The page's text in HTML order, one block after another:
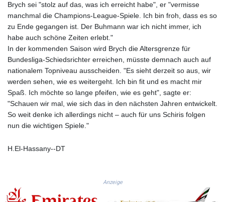
HKD 9.067746
HNL 30.895616
HRK 7.536622
HTG 150.718127
HUF 363.096405
IDR 20580.370421
ILS 3.468234
IMP 0.8566
INR 110.076256
IQD 1509.981237
IRR
JPY 182.445186
Brych sei "stolz auf das, was ich erreicht habe", er "vermisse
manchmal die Champions-League-Spiele. Ich bin froh, dass es so
zu Ende gegangen ist. Der Buhmann war ich nicht immer, ich
habe auch schöne Zeiten erlebt."
In der kommenden Saison wird Brych die Altersgrenze für
Bundesliga-Schiedsrichter erreichen, müsste demnach auch auf
nationalem Topniveau ausscheiden. "Es sieht derzeit so aus, wir
werden sehen, wie es weitergeht. Ich bin fit und es macht mir
Spaß. Ich möchte so lange pfeifen, wie es geht", sagte er:
"Schauen wir mal, wie sich das in den nächsten Jahren entwickelt.
So weit denke ich allerdings nicht – auch für uns Schiris folgen
nun die wichtigen Spiele."
H.El-Hassany--DT
Anzeige